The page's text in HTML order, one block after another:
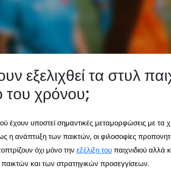
εξελιχθεί τα στυλ
χρόνου;
έχουν υποστεί σημαντικές μεταμορφώσεις με
η ανάπτυξη των παικτών, οι φιλοσοφίες
όχι μόνο την εξέλιξη τουπαιχνιδιού αλλά
και των στρατηγικών προσεγγίσεων.